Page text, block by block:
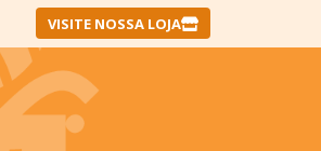
VISITE NOSSA LOJA